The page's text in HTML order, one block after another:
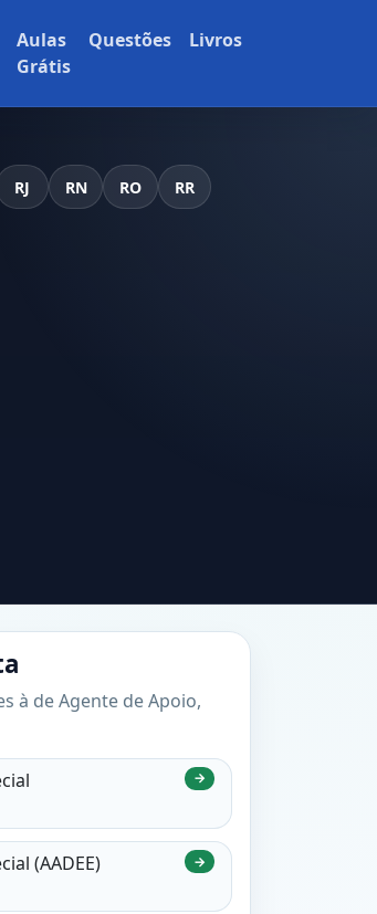
Aulas
Grátis
Questões Livros
RJ RN RO RR
à de Agente de Apoio,
→
(AADEE) →